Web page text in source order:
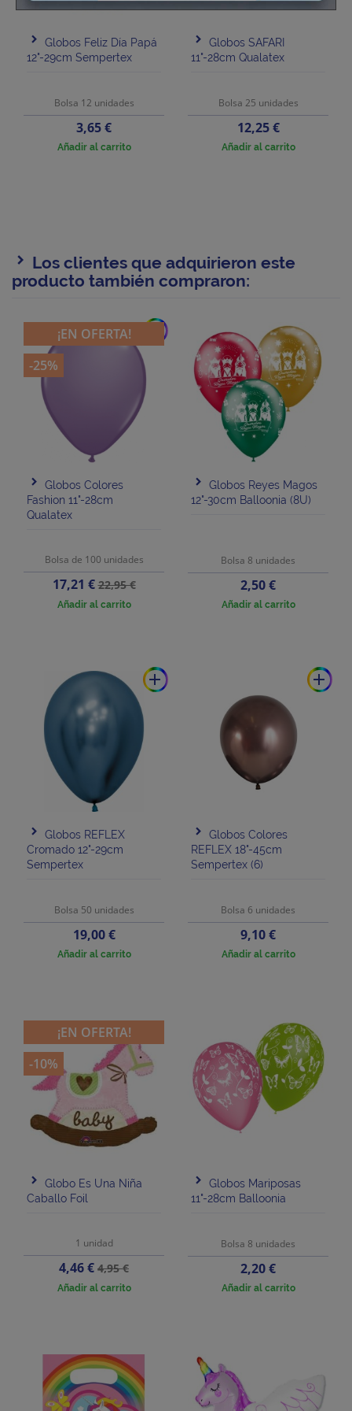
Globos Feliz Día Papá
12"-29cm Sempertex
Bolsa 12 unidades
Precio
3,65 €
Añadir al carrito
Globos SAFARI
11"-28cm Qualatex
Bolsa 25 unidades
Precio
12,25 €
Añadir al carrito
Los clientes que adquirieron este
producto también compraron:
add
Globos Colores
Fashion 11"-28cm
Qualatex
Bolsa de 100 unidades
Precio
17,21 €Precio
base
22,95 €
Añadir al carrito
¡EN OFERTA!
-25%
Globos Reyes Magos
12"-30cm Balloonia (8U)
Bolsa 8 unidades
Precio
2,50 €
Añadir al carrito
add
Globos REFLEX
Cromado 12"-29cm
Sempertex
Bolsa 50 unidades
Precio
19,00 €
Añadir al carrito
add
Globos Colores
REFLEX 18"-45cm
Sempertex (6)
Bolsa 6 unidades
Precio
9,10 €
Añadir al carrito
Globo Es Una Niña
Caballo Foil
1 unidad
Precio
4,46 €Precio
base
4,95 €
Añadir al carrito
¡EN OFERTA!
-10%
Globos Mariposas
11"-28cm Balloonia
Bolsa 8 unidades
Precio
2,20 €
Añadir al carrito